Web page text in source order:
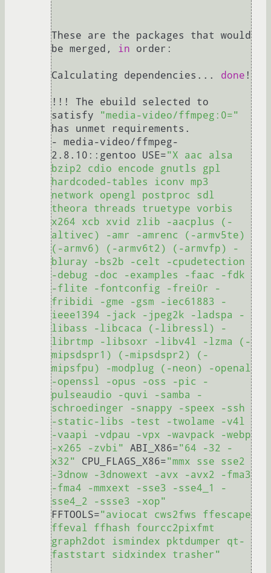
These are the packages that would
be merged, in order:
Calculating dependencies... done !
!!! The ebuild selected to
satisfy
"media-video/ffmpeg:0="
has unmet requirements.
- media-video/ffmpeg-
2.8.10::gentoo USE="X aac alsa
bzip2 cdio encode gnutls gpl
hardcoded-tables iconv mp3
network opengl postproc sdl
theora threads truetype vorbis
x264 xcb xvid zlib -aacplus (-
altivec) -amr -amrenc (-armv5te)
(-armv6) (-armv6t2) (-armvfp) -
bluray -bs2b -celt -cpudetection
-debug -doc -examples -faac -fdk
-flite -fontconfig -frei0r -
fribidi -gme -gsm -iec61883 -
ieee1394 -jack -jpeg2k -ladspa -
libass -libcaca (-libressl) -
librtmp -libsoxr -libv4l -lzma (-
mipsdspr1) (-mipsdspr2) (-
mipsfpu) -modplug (-neon) -openal
-openssl -opus -oss -pic -
pulseaudio -quvi -samba -
schroedinger -snappy -speex -ssh
-static-libs -test -twolame -v4l
-vaapi -vdpau -vpx -wavpack -webp
-x265 -zvbi"
ABI_X86="64 -32 -
x32"
CPU_FLAGS_X86="mmx sse sse2
-3dnow -3dnowext -avx -avx2 -fma3
-fma4 -mmxext -sse3 -sse4_1 -
sse4_2 -ssse3 -xop"
FFTOOLS="aviocat cws2fws ffescape
ffeval ffhash fourcc2pixfmt
graph2dot ismindex pktdumper qt-
faststart sidxindex trasher"